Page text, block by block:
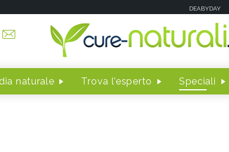
DEABYDAY
naturale Trova l'esperto Speciali